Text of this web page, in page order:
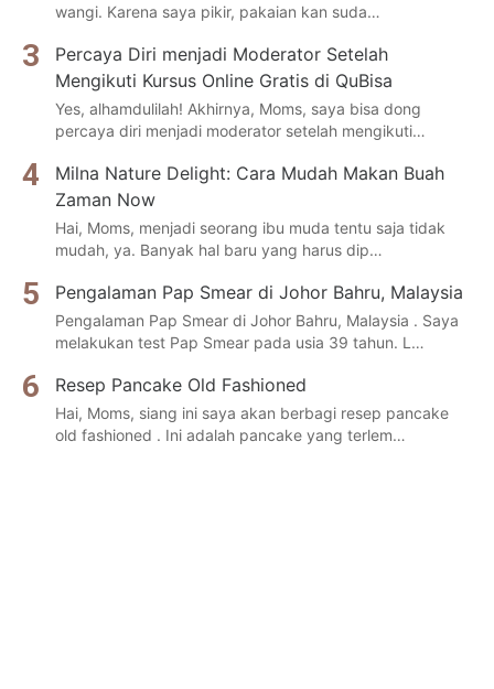
wangi. Karena saya pikir, pakaian kan suda…
Percaya Diri menjadi Moderator Setelah
Mengikuti Kursus Online Gratis di QuBisa
Yes, alhamdulilah! Akhirnya, Moms, saya bisa dong
percaya diri menjadi moderator setelah mengikuti…
Milna Nature Delight: Cara Mudah Makan Buah
Zaman Now
Hai, Moms, menjadi seorang ibu muda tentu saja tidak
mudah, ya. Banyak hal baru yang harus dip…
Pengalaman Pap Smear di Johor Bahru, Malaysia
Pengalaman Pap Smear di Johor Bahru, Malaysia . Saya
melakukan test Pap Smear pada usia 39 tahun. L…
Resep Pancake Old Fashioned
Hai, Moms, siang ini saya akan berbagi resep pancake
old fashioned . Ini adalah pancake yang terlem…